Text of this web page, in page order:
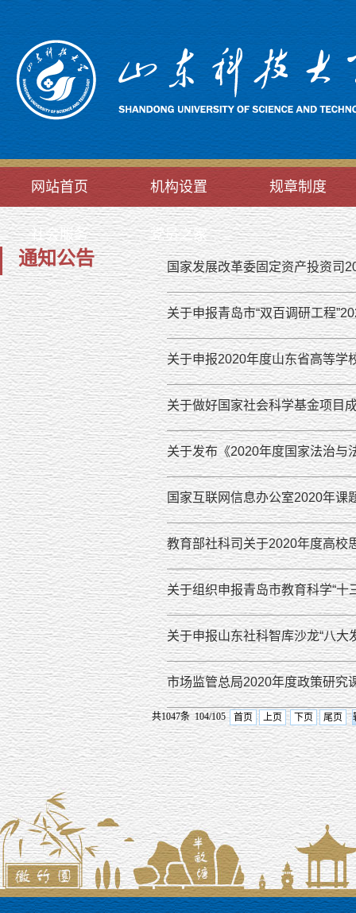
网站首页 机构设置 规章制度
社会服务 党员之家
通知公告 国家发展改革委固定资产投资司
关于申报青岛市“双百调研工程
关于申报2020年度山东省高等学
关于做好国家社会科学基金项目
关于发布《2020年度国家法治与
国家互联网信息办公室2020年课
教育部社科司关于2020年度高校
关于组织申报青岛市教育科学“十
关于申报山东社科智库沙龙“八大
市场监管总局2020年度政策研究
共1047条 104/105 首页 上页 下页 尾页